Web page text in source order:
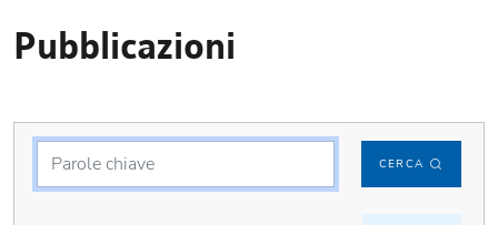
Pubblicazioni
CERCA